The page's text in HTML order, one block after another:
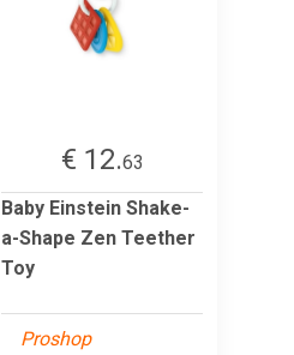
€ 12.63
Baby Einstein Shake-
a-Shape Zen Teether
Toy
Proshop